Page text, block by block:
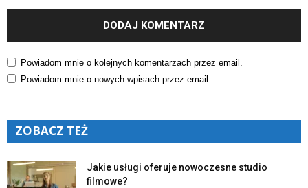
Powiadom mnie o kolejnych komentarzach przez email.
Powiadom mnie o nowych wpisach przez email.
ZOBACZ TEŻ
Jakie usługi oferuje nowoczesne studio
filmowe?